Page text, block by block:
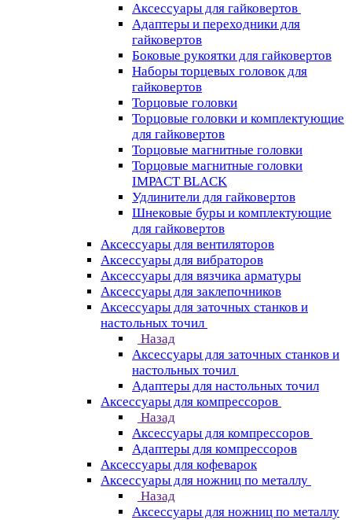
Аксессуары для гайковертов
Адаптеры и переходники для
гайковертов
Боковые рукоятки для гайковертов
Наборы торцевых головок для
гайковертов
Торцовые головки
Торцовые головки и комплектующие
для гайковертов
Торцовые магнитные головки
Торцовые магнитные головки
IMPACT BLACK
Удлинители для гайковертов
Шнековые буры и комплектующие
для гайковертов
Аксессуары для вентиляторов
Аксессуары для вибраторов
Аксессуары для вязчика арматуры
Аксессуары для заклепочников
Аксессуары для заточных станков и
настольных точил
Назад
Аксессуары для заточных станков и
настольных точил
Адаптеры для настольных точил
Аксессуары для компрессоров
Назад
Аксессуары для компрессоров
Адаптеры для компрессоров
Аксессуары для кофеварок
Аксессуары для ножниц по металлу
Назад
Аксессуары для ножниц по металлу